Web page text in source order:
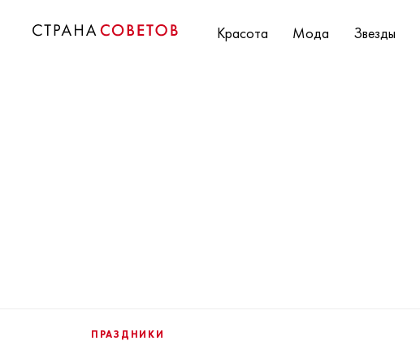
Красота Мода Звезды
ПРАЗДНИКИ